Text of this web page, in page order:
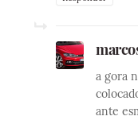
a gora
ante